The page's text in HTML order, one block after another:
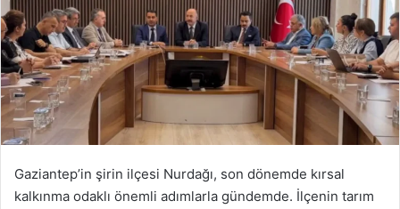
Gaziantep’in şirin ilçesi Nurdağı, son dönemde kırsal
kalkınma odaklı önemli adımlarla gündemde. İlçenin tarım